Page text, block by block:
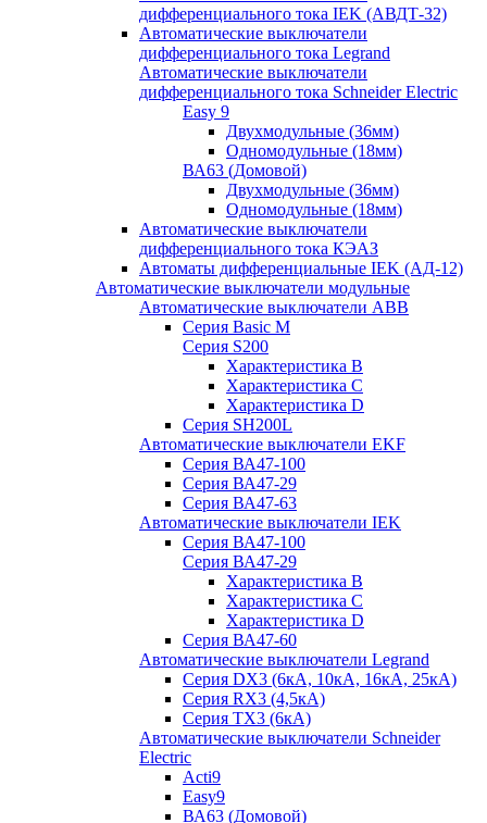
дифференциального тока IEK (АВДТ-32)
Автоматические выключатели
дифференциального тока Legrand
Автоматические выключатели
дифференциального тока Schneider Electric
Easy 9
Двухмодульные (36мм)
Одномодульные (18мм)
ВА63 (Домовой)
Двухмодульные (36мм)
Одномодульные (18мм)
Автоматические выключатели
дифференциального тока КЭАЗ
Автоматы дифференциальные IEK (АД-12)
Автоматические выключатели модульные
Автоматические выключатели ABB
Серия Basic M
Серия S200
Характеристика B
Характеристика C
Характеристика D
Серия SH200L
Автоматические выключатели EKF
Серия ВА47-100
Серия ВА47-29
Серия ВА47-63
Автоматические выключатели IEK
Серия ВА47-100
Серия ВА47-29
Характеристика B
Характеристика C
Характеристика D
Серия ВА47-60
Автоматические выключатели Legrand
Серия DX3 (6кА, 10кА, 16кА, 25кА)
Серия RX3 (4,5кА)
Серия TX3 (6кА)
Автоматические выключатели Schneider
Electric
Acti9
Easy9
ВА63 (Домовой)